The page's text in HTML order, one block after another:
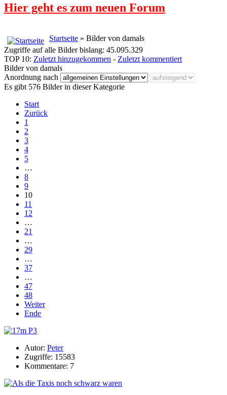
Hier geht es zum neuen Forum
Startseite » Bilder von damals
Zugriffe auf alle Bilder bislang: 45.095.329
TOP 10: Zuletzt hinzugekommen - Zuletzt kommentiert
Bilder von damals
Anordnung nach
Es gibt 576 Bilder in dieser Kategorie
Start
Zurück
1
2
3
4
5
…
8
9
10
11
12
…
21
…
29
…
37
…
47
48
Weiter
Ende
Autor: Peter
Zugriffe: 15583
Kommentare: 7